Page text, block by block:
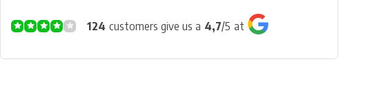
124 customers give us a 4,7/5 at